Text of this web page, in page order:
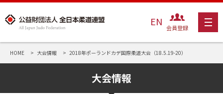
EN 会員登録
HOME 大会情報 2018年ポーランドカデ国際柔道大会（18.5.19-20）
大会情報